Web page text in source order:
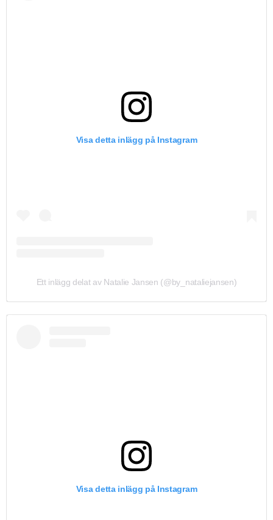
Visa detta inlägg på Instagram
Ett inlägg delat av Natalie Jansen (@by_nataliejansen)
Visa detta inlägg på Instagram